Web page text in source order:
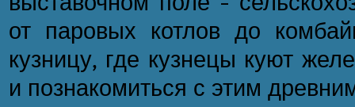
от паровых котлов до
кузницу, где кузнецы куют
и познакомиться с этим